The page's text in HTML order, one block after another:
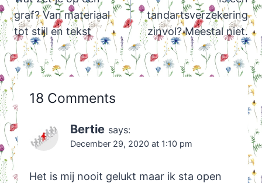
graf? Van materiaal
tot stijl en tekst
tandartsverzekering
zinvol? Meestal niet.
18 Comments
Bertie says:
December 29, 2020 at 1:10 pm
Het is mij nooit gelukt maar ik sta open